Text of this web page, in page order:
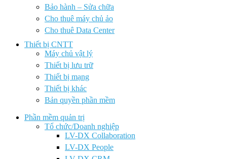
Bảo hành – Sửa chữa
Cho thuê máy chủ ảo
Cho thuê Data Center
Thiết bị CNTT
Máy chủ vật lý
Thiết bị lưu trữ
Thiết bị mạng
Thiết bị khác
Bản quyền phần mềm
Phần mềm quản trị
Tổ chức/Doanh nghiệp
LV-DX Collaboration
LV-DX People